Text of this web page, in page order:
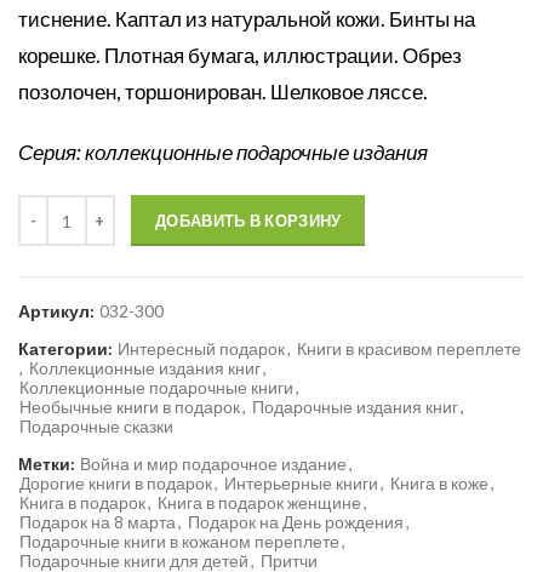
тиснение. Каптал из натуральной кожи. Бинты на
корешке. Плотная бумага, иллюстрации. Обрез
позолочен, торшонирован. Шелковое ляссе.
Серия: коллекционные подарочные издания
ДОБАВИТЬ В КОРЗИНУ
Артикул: 032-300
Категории: Интересный подарок, Книги в красивом переплете
, Коллекционные издания книг,
Коллекционные подарочные книги,
Необычные книги в подарок, Подарочные издания книг,
Подарочные сказки
Метки: Война и мир подарочное издание,
Дорогие книги в подарок, Интерьерные книги, Книга в коже,
Книга в подарок, Книга в подарок женщине,
Подарок на 8 марта, Подарок на День рождения,
Подарочные книги в кожаном переплете,
Подарочные книги для детей, Притчи